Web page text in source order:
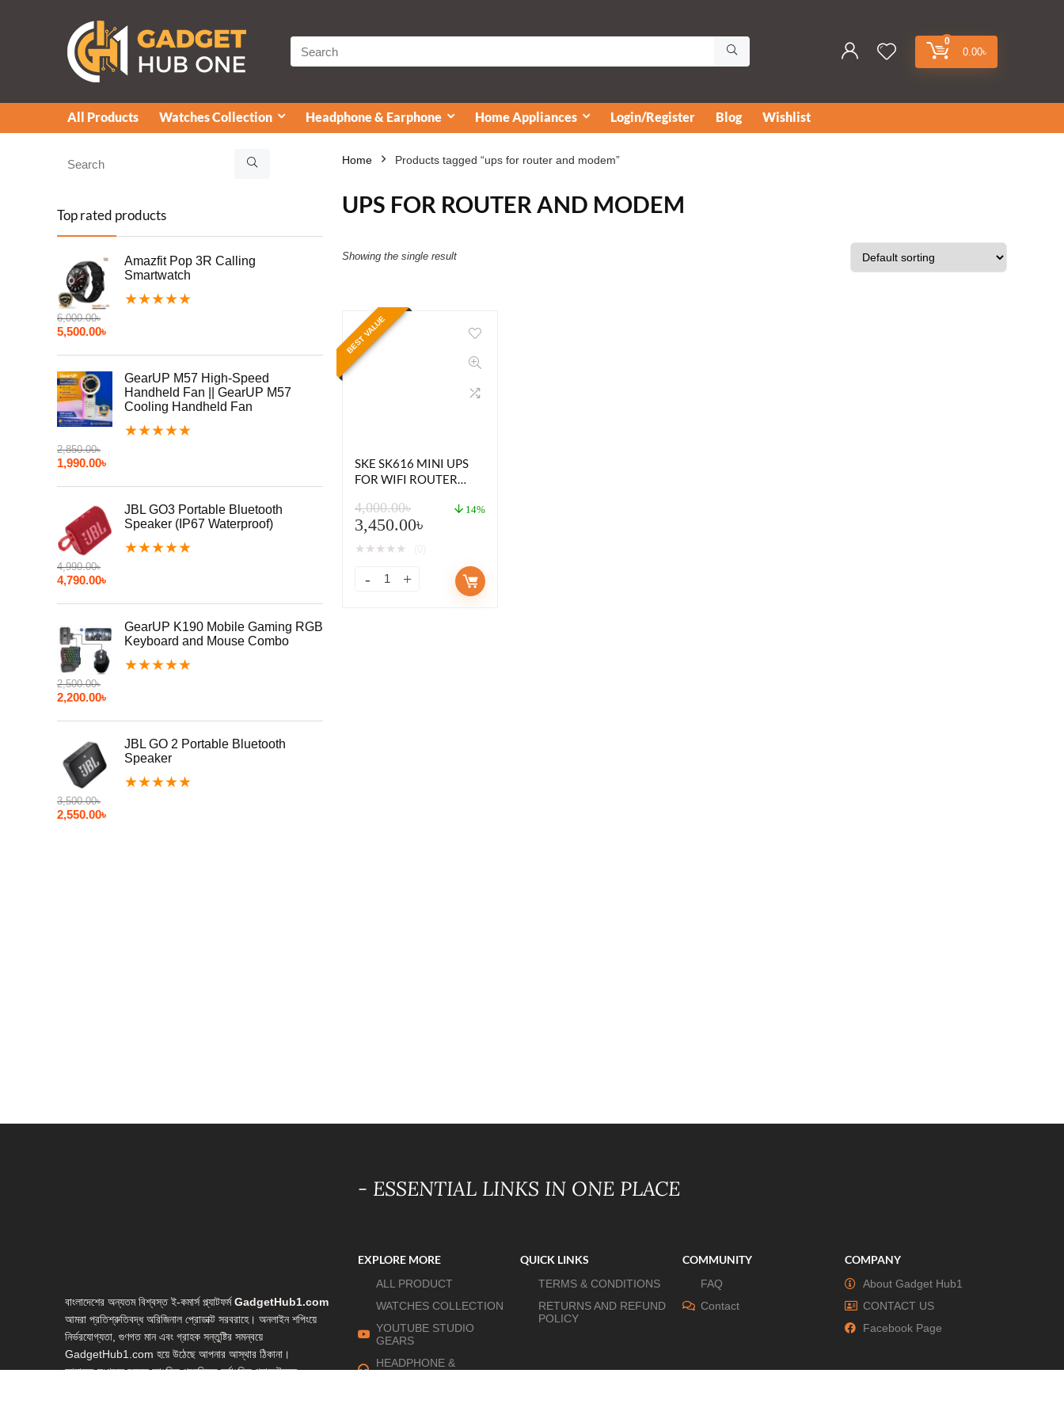
0
0.00৳
All Products Watches Collection Headphone & Earphone Home Appliances Login/Register Blog Wishlist
Top rated products
Amazfit Pop 3R Calling
Smartwatch
★★★★★
6,000.00৳
5,500.00৳
GearUP M57 High-Speed
Handheld Fan || GearUP M57
Cooling Handheld Fan
★★★★★
2,850.00৳
1,990.00৳
JBL GO3 Portable Bluetooth
Speaker (IP67 Waterproof)
★★★★★
4,990.00৳
4,790.00৳
GearUP K190 Mobile Gaming RGB
Keyboard and Mouse Combo
★★★★★
2,500.00৳
2,200.00৳
JBL GO 2 Portable Bluetooth
Speaker
★★★★★
3,500.00৳
2,550.00৳
Home Products tagged “ups for router and modem”
UPS FOR ROUTER AND MODEM
Showing the single result
BEST VALUE
SKE SK616 MINI UPS
FOR WIFI ROUTER
OUTPUT)
4,000.00৳
3,450.00৳
14%
★ ★ ★ ★ ★
বাংলাদেশের অন্যতম বিশ্বস্ত ই-কমার্স প্ল্যাটফর্মGadgetHub1.com
আমরা প্রতিশ্রুতিবদ্ধ অরিজিনাল প্রোডাক্ট সরবরাহে। অনলাইন শপিংয়ে
নির্ভরযোগ্যতা, গুণগত মান এবং গ্রাহক সন্তুষ্টির সমন্বয়ে
GadgetHub1.com হয়ে উঠেছে আপনার আস্থার ঠিকানা।
আমাদের সংগ্রহে রয়েছে আধুনিক প্রযুক্তির সর্বাধুনিক গ্যাজেটসমূহ—
- ESSENTIAL LINKS IN ONE PLACE
EXPLORE MORE
ALL PRODUCT
WATCHES COLLECTION
YOUTUBE STUDIO
GEARS
HEADPHONE &
QUICK LINKS
TERMS & CONDITIONS
RETURNS AND REFUND
POLICY
COMMUNITY
FAQ
Contact
COMPANY
About Gadget Hub1
CONTACT US
Facebook Page